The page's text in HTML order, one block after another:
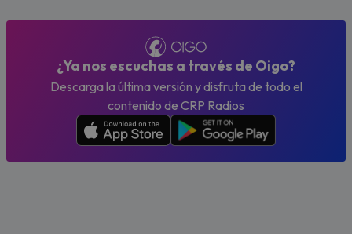
¿Ya nos escuchas a través de Oigo?
Descarga la última versión y disfruta de todo el
contenido de CRP Radios